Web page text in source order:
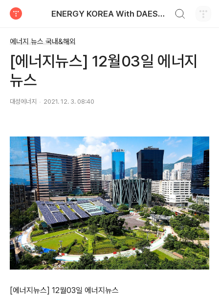
ENERGY KOREA With DAESUNG ENERGY
에너지 뉴스 국내&해외
[에너지뉴스] 12월03일 에너지
뉴스
대성에너지 2021. 12. 3. 08:40
[에너지뉴스] 12월03일 에너지뉴스